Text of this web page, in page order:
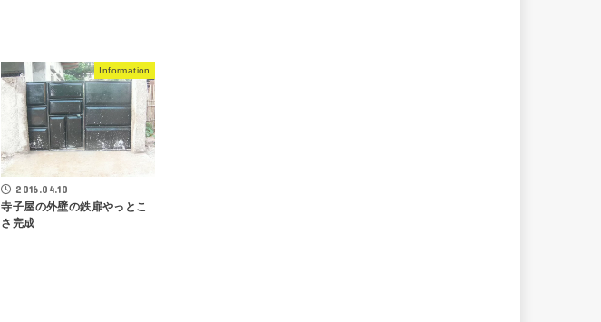
Information
2016.04.10
寺子屋の外壁の鉄扉やっとこ
さ完成